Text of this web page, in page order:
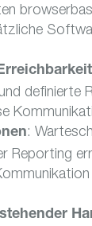
definierte
:
Reporting